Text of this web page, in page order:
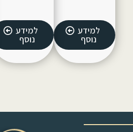
למידע
נוסף
למידע
נוסף